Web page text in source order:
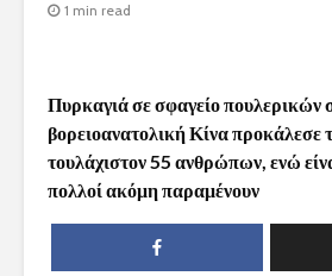
1 min read
Πυρκαγιά σε σφαγείο πουλερικών
βορειοανατολική Κίνα προκάλεσε
τουλάχιστον 55 ανθρώπων, ενώ
πολλοί ακόμη παραμένουν